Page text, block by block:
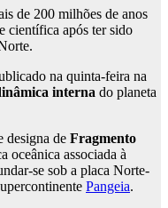
de 200 milhões de anos
científica após ter sido
na quinta-feira na
interna do planeta
designa de Fragmento
oceânica associada à
se sob a placa Norte-
Pangeia.